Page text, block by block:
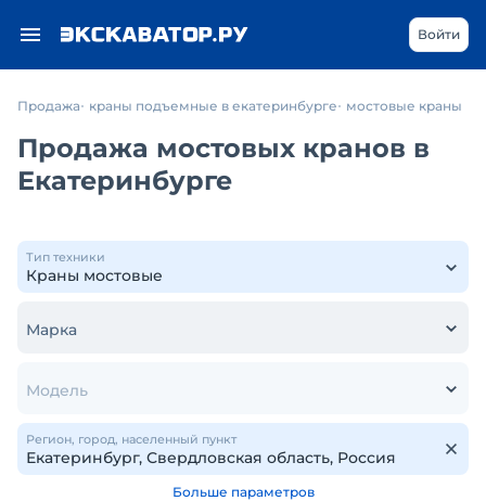
Войти
Продажа краны подъемные в екатеринбурге мостовые краны
Продажа мостовых кранов в
Екатеринбурге
Тип техники
Марка
Модель
Регион, город, населенный пункт
Больше параметров